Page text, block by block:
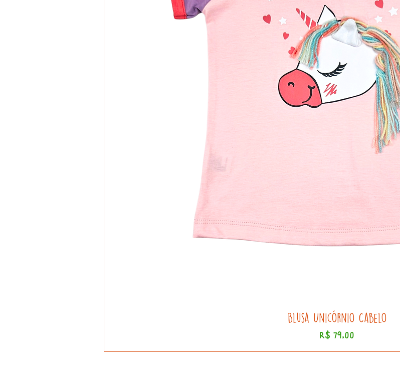
Blusa Unicórnio Cabelo
Preço
R$ 79,00